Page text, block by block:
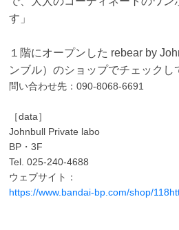
す」
１階にオープンした rebear by
ンブル）のショップでチェック し
問い合わせ先：090-8068-6691
［data］
Johnbull Private labo
BP・3F
Tel. 025-240-4688
ウェブサイト：
https://www.bandai-bp.com/shop/